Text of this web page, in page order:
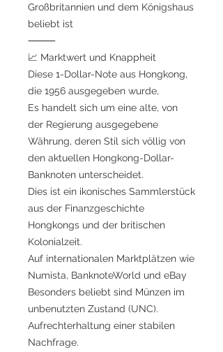
Großbritannien und dem Königshaus
beliebt ist
⸻
📈 Marktwert und Knappheit
Diese 1-Dollar-Note aus Hongkong,
die 1956 ausgegeben wurde,
Es handelt sich um eine alte, von
der Regierung ausgegebene
Währung, deren Stil sich völlig von
den aktuellen Hongkong-Dollar-
Banknoten unterscheidet.
Dies ist ein ikonisches Sammlerstück
aus der Finanzgeschichte
Hongkongs und der britischen
Kolonialzeit.
Auf internationalen Marktplätzen wie
Numista, BanknoteWorld und eBay
Besonders beliebt sind Münzen im
unbenutzten Zustand (UNC).
Aufrechterhaltung einer stabilen
Nachfrage.